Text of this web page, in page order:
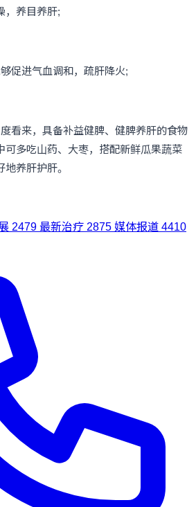
，养目养肝;
进气血调和，疏肝降火;
来，具备补益健脾、健脾养肝的食物
可多吃山药、大枣，搭配新鲜瓜果蔬菜
养肝护肝。
2479最新治疗2875媒体报道4410